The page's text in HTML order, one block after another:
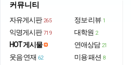
커뮤니티
자유게시판 265
익명게시판 719
HOT 게시물
웃음·연재 62
정보·리뷰 1
대학원 2
연애상담 21
미용·패션 8